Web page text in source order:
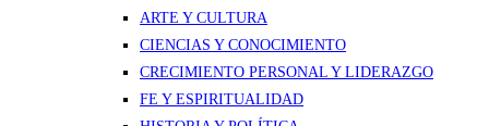
ARTE Y CULTURA
CIENCIAS Y CONOCIMIENTO
CRECIMIENTO PERSONAL Y LIDERAZGO
FE Y ESPIRITUALIDAD